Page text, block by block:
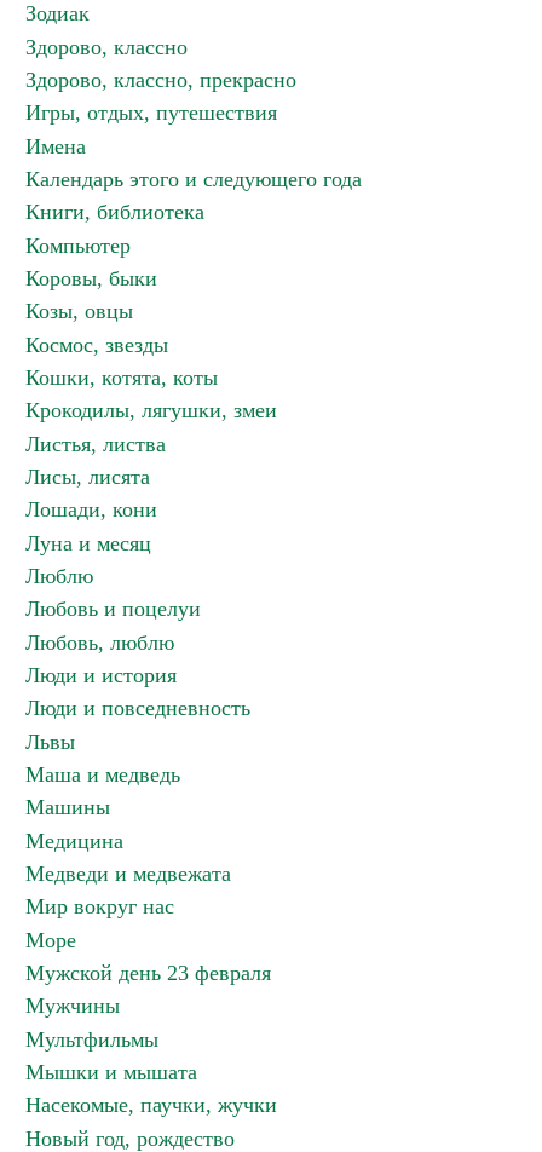
Зодиак
Здорово, классно
Здорово, классно, прекрасно
Игры, отдых, путешествия
Имена
Календарь этого и следующего года
Книги, библиотека
Компьютер
Коровы, быки
Козы, овцы
Космос, звезды
Кошки, котята, коты
Крокодилы, лягушки, змеи
Листья, листва
Лисы, лисята
Лошади, кони
Луна и месяц
Люблю
Любовь и поцелуи
Любовь, люблю
Люди и история
Люди и повседневность
Львы
Маша и медведь
Машины
Медицина
Медведи и медвежата
Мир вокруг нас
Море
Мужской день 23 февраля
Мужчины
Мультфильмы
Мышки и мышата
Насекомые, паучки, жучки
Новый год, рождество